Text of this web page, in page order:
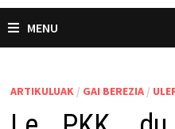
MENU
ARTIKULUAK / GAI BEREZIA/